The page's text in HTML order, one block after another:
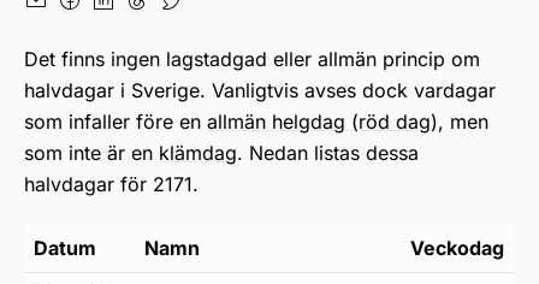
Det finns ingen lagstadgad eller allmän princip om
halvdagar i Sverige. Vanligtvis avses dock vardagar
som infaller före en allmän helgdag (röd dag), men
som inte är en klämdag. Nedan listas dessa
halvdagar för 2171.
Datum Namn Veckodag